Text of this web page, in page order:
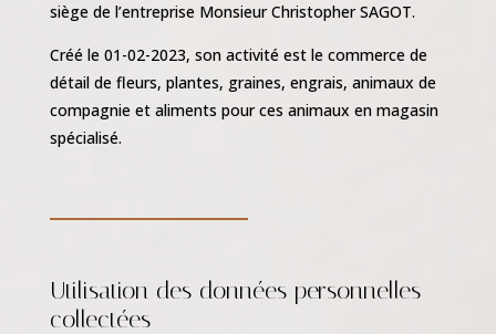
siège de l’entreprise Monsieur Christopher SAGOT.
Créé le 01-02-2023, son activité est le commerce de
détail de fleurs, plantes, graines, engrais, animaux de
compagnie et aliments pour ces animaux en magasin
spécialisé.
Utilisation des données personnelles
collectées